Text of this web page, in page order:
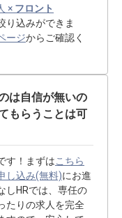
× フロント
り込みができま
ージからご確認く
は自信が無いの
もらうことは可
す！まずはこちら
し込み(無料)にお進
しHRでは、専任の
たりの求人を完全